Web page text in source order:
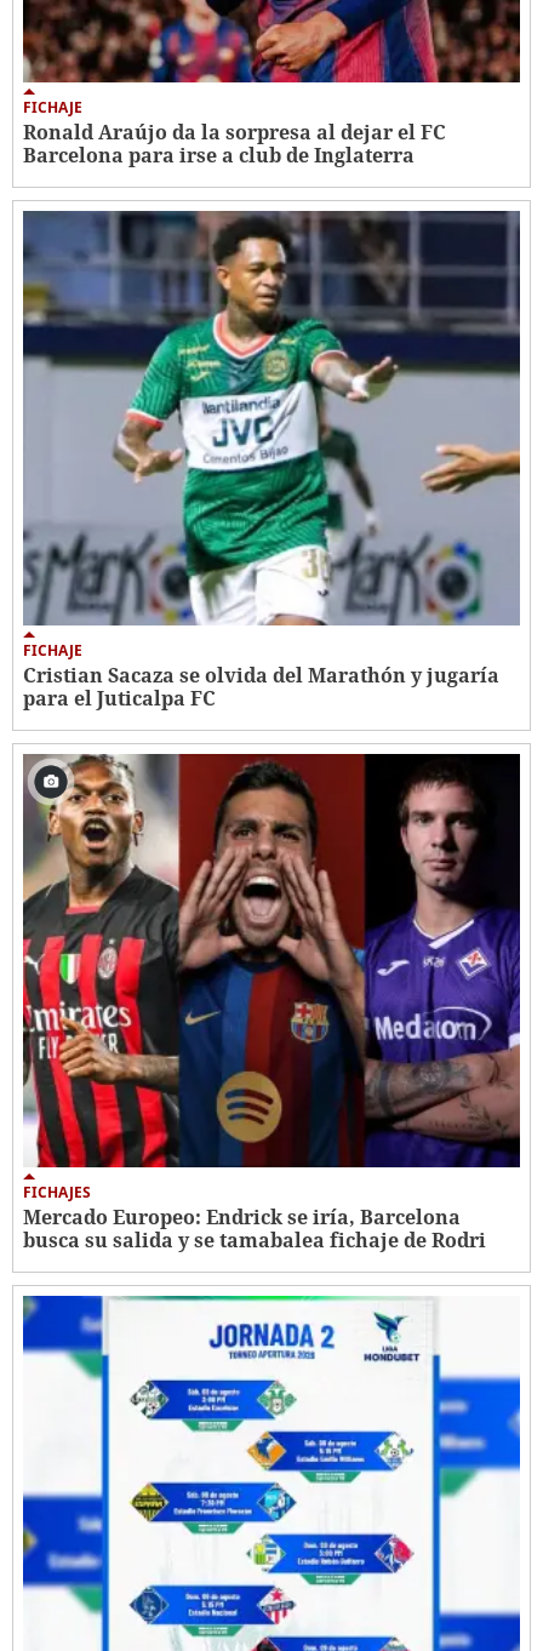
FICHAJE
Ronald Araújo da la sorpresa al dejar el FC
Barcelona para irse a club de Inglaterra
FICHAJE
Cristian Sacaza se olvida del Marathón y jugaría
para el Juticalpa FC
FICHAJES
Mercado Europeo: Endrick se iría, Barcelona
busca su salida y se tamabalea fichaje de Rodri